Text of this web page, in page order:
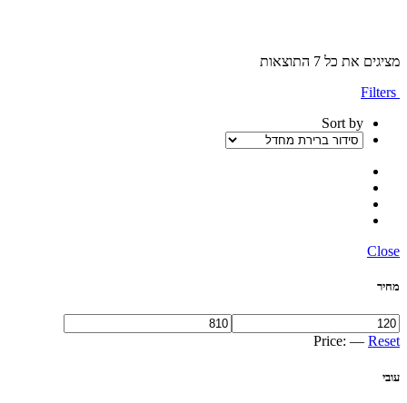
מציגים את כל ⁦7⁩ התוצאות
Sort by
Close
מחיר
Price: — Reset
עובי